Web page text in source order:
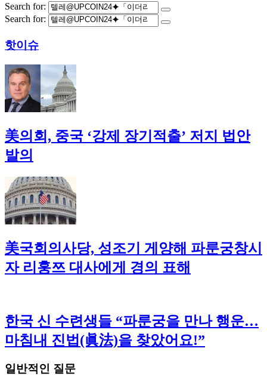
Search for:
Search for:
핫이슈
美의회, 중국 ‘강제 장기적출’ 저지 법안
발의
美국회의사당, 성조기 게양해 파룬궁창시
자 리훙쯔 대사에게 경의 표해
한국 신 수련생들 “파룬궁을 만나 행운…
마침내 진법(眞法)을 찾았어요!”
일반적인 질문